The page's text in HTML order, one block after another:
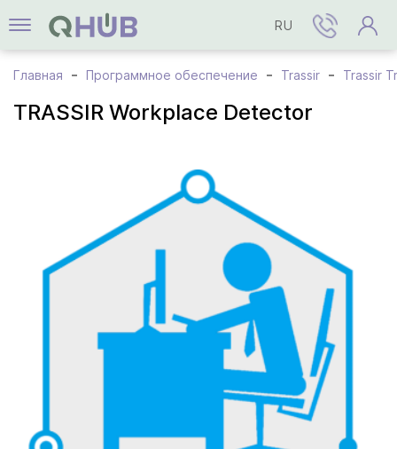
RU
Главная Программное обеспечение Trassir Trassir
TRASSIR Workplace Detector